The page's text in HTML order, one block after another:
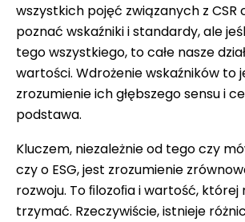
wszystkich pojęć związanych z CSR
poznać wskaźniki i standardy, ale
tego wszystkiego, to całe nasze
wartości. Wdrożenie wskaźników to
zrozumienie ich głębszego sensu i
podstawa.
Kluczem, niezależnie od tego czy
czy o ESG, jest zrozumienie
rozwoju. To ﬁlozoﬁa i wartość, której
trzymać. Rzeczywiście, istnieje